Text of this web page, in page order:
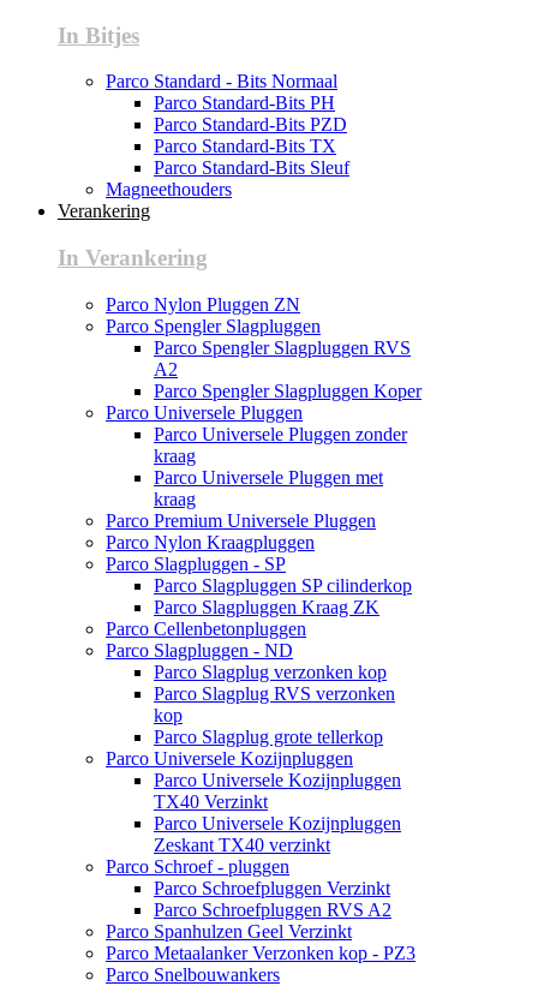
In Bitjes
Parco Standard - Bits Normaal
Parco Standard-Bits PH
Parco Standard-Bits PZD
Parco Standard-Bits TX
Parco Standard-Bits Sleuf
Magneethouders
Verankering
In Verankering
Parco Nylon Pluggen ZN
Parco Spengler Slagpluggen
Parco Spengler Slagpluggen RVS
A2
Parco Spengler Slagpluggen Koper
Parco Universele Pluggen
Parco Universele Pluggen zonder
kraag
Parco Universele Pluggen met
kraag
Parco Premium Universele Pluggen
Parco Nylon Kraagpluggen
Parco Slagpluggen - SP
Parco Slagpluggen SP cilinderkop
Parco Slagpluggen Kraag ZK
Parco Cellenbetonpluggen
Parco Slagpluggen - ND
Parco Slagplug verzonken kop
Parco Slagplug RVS verzonken
kop
Parco Slagplug grote tellerkop
Parco Universele Kozijnpluggen
Parco Universele Kozijnpluggen
TX40 Verzinkt
Parco Universele Kozijnpluggen
Zeskant TX40 verzinkt
Parco Schroef - pluggen
Parco Schroefpluggen Verzinkt
Parco Schroefpluggen RVS A2
Parco Spanhulzen Geel Verzinkt
Parco Metaalanker Verzonken kop - PZ3
Parco Snelbouwankers